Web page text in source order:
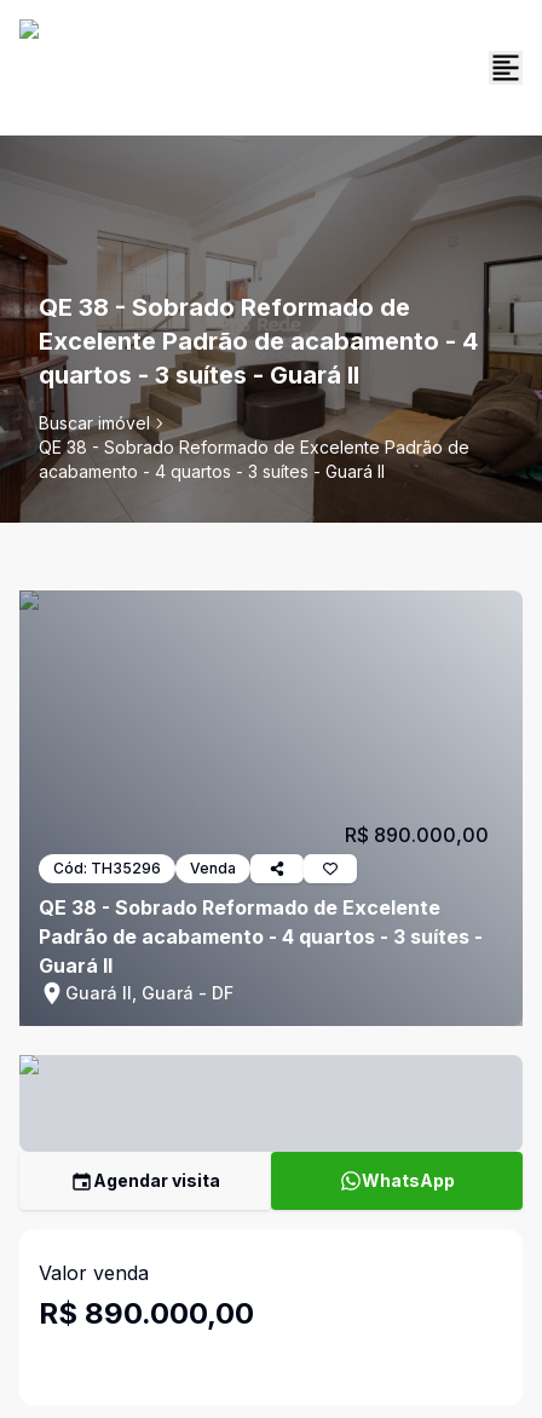
QE 38 - Sobrado Reformado de
Excelente Padrão de acabamento - 4
quartos - 3 suítes - Guará II
Buscar imóvel
QE 38 - Sobrado Reformado de Excelente Padrão de
acabamento - 4 quartos - 3 suítes - Guará II
Cód: TH35296 Venda
QE 38 - Sobrado Reformado de Excelente
Padrão de acabamento - 4 quartos - 3 suítes -
Guará II
Guará II, Guará - DF
R$ 890.000,00
Agendar visita WhatsApp
Valor venda
R$ 890.000,00